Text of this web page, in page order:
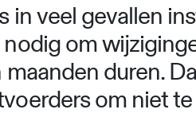
in veel gevallen
om
duren.
om niet